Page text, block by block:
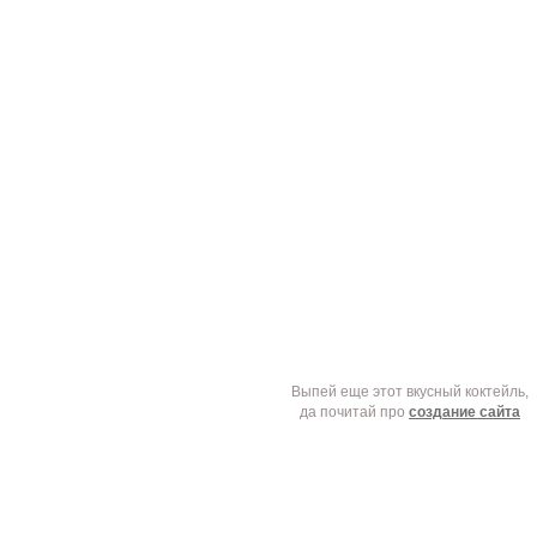
Выпей еще этот вкусный коктейль,
да почитай про создание сайта